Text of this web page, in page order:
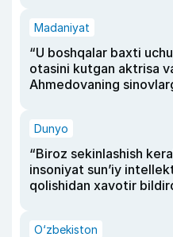
Madaniyat
“U boshqalar baxti
otasini kutgan aktrisa
Ahmedovaning
Dunyo
“Biroz sekinlashish
insoniyat sun’iy
qolishidan xavotir
O‘zbekiston